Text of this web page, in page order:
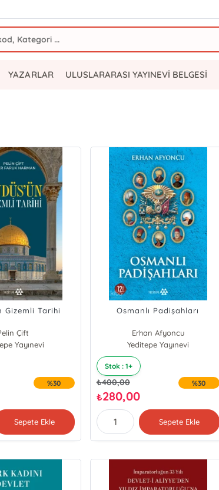
YAZARLAR ULUSLARARASI YAYINEVİ BELGESİ
Gizemli Tarihi
Çift
Harman
Yayınevi
%30
Sepete Ekle
Osmanlı Padişahları
Erhan Afyoncu
Yeditepe Yayınevi
Stok : 1+
₺400,00
₺280,00
%30
Sepete Ekle